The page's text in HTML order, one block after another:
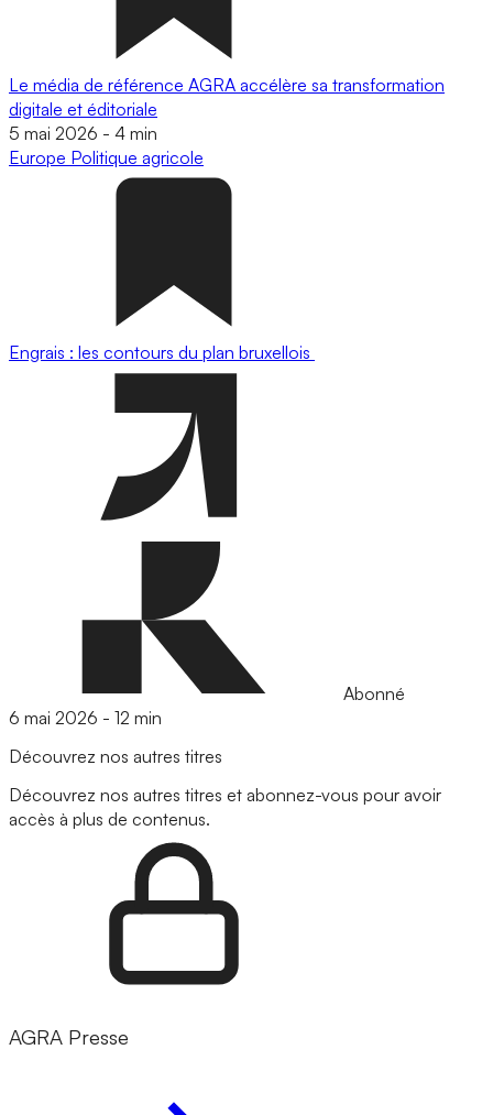
Le média de référence AGRA accélère sa transformation
digitale et éditoriale
5 mai 2026 - 4 min
Europe Politique agricole
Engrais : les contours du plan bruxellois
Abonné
6 mai 2026 - 12 min
Découvrez nos autres titres
Découvrez nos autres titres et abonnez-vous pour avoir
accès à plus de contenus.
AGRA Presse